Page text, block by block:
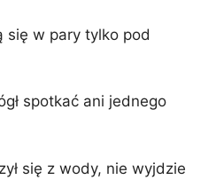
się w pary tylko pod
spotkać ani jednego
się z wody, nie wyjdzie